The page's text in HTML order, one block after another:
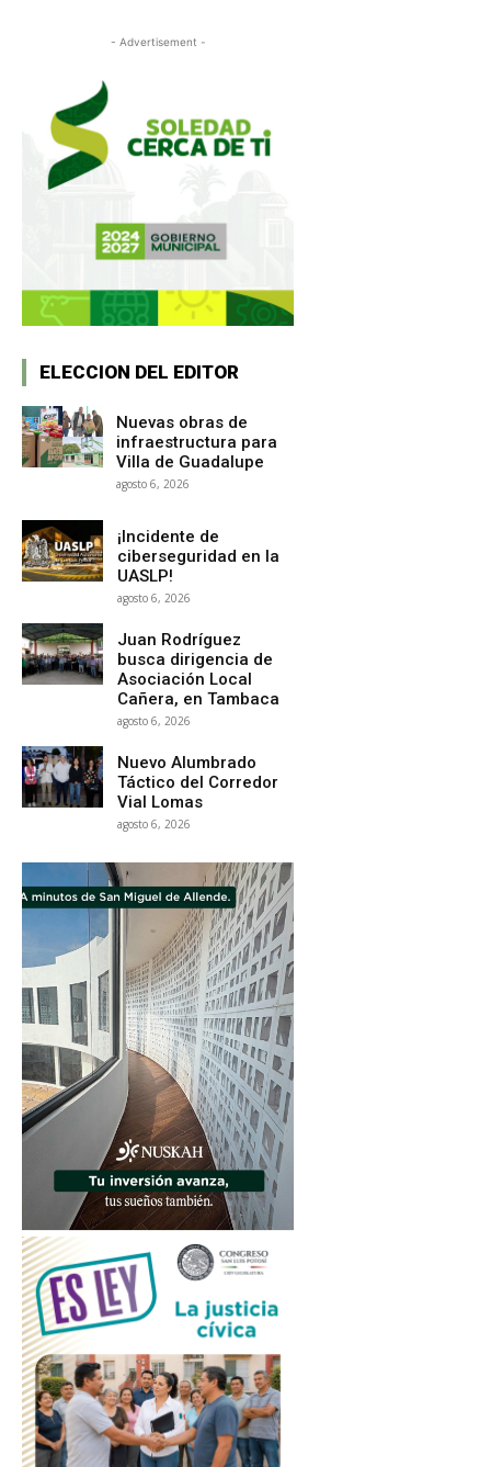
- Advertisement -
ELECCION DEL EDITOR
Nuevas obras de
infraestructura para
Villa de Guadalupe
agosto 6, 2026
¡Incidente de
ciberseguridad en la
UASLP!
agosto 6, 2026
Juan Rodríguez
busca dirigencia de
Asociación Local
Cañera, en Tambaca
agosto 6, 2026
Nuevo Alumbrado
Táctico del Corredor
Vial Lomas
agosto 6, 2026